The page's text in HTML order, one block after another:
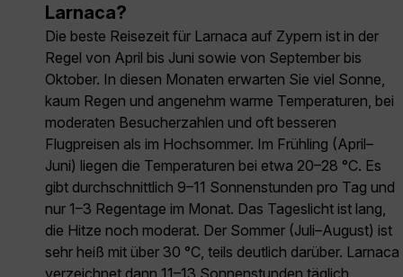
Larnaca?
Die beste Reisezeit für Larnaca auf Zypern ist in der
Regel von April bis Juni sowie von September bis
Oktober. In diesen Monaten erwarten Sie viel Sonne,
kaum Regen und angenehm warme Temperaturen, bei
moderaten Besucherzahlen und oft besseren
Flugpreisen als im Hochsommer. Im Frühling (April–
Juni) liegen die Temperaturen bei etwa 20–28 °C. Es
gibt durchschnittlich 9–11 Sonnenstunden pro Tag und
nur 1–3 Regentage im Monat. Das Tageslicht ist lang,
die Hitze noch moderat. Der Sommer (Juli–August) ist
sehr heiß mit über 30 °C, teils deutlich darüber. Larnaca